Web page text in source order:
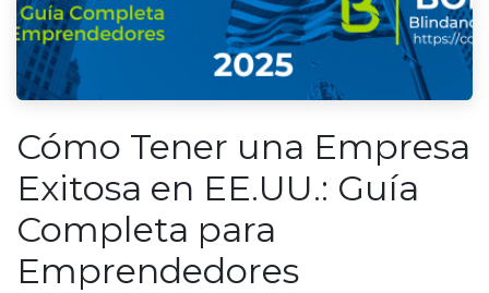
Cómo Tener una Empresa
Exitosa en EE.UU.: Guía
Completa para
Emprendedores